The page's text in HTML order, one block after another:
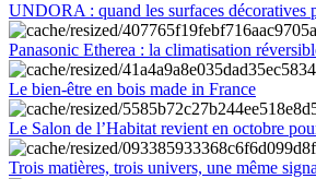
UNDORA : quand les surfaces décoratives
Panasonic Etherea : la climatisation
Le bien-être en bois made in France
Le Salon de l’Habitat revient en octobre
Trois matières, trois univers, une même